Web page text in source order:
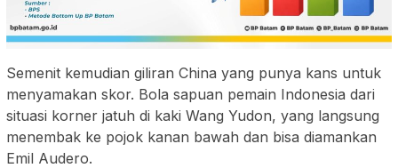
Semenit kemudian giliran China yang punya kans untuk
menyamakan skor. Bola sapuan pemain Indonesia dari
situasi korner jatuh di kaki Wang Yudon, yang langsung
menembak ke pojok kanan bawah dan bisa diamankan
Emil Audero.